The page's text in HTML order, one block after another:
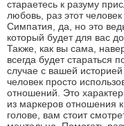
стараетесь к разуму
любовь, раз этот
Симпатия, да, но это
который будет для вас
Также, как вы сама,
всегда будет стараться
случае с вашей
человек просто
отношений. Это
из маркеров отношения
голове, вам стоит